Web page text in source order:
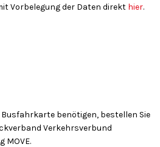
Vorbelegung der Daten direkt hier.
Busfahrkarte benötigen, bestellen Sie
Verkehrsverbund
MOVE.